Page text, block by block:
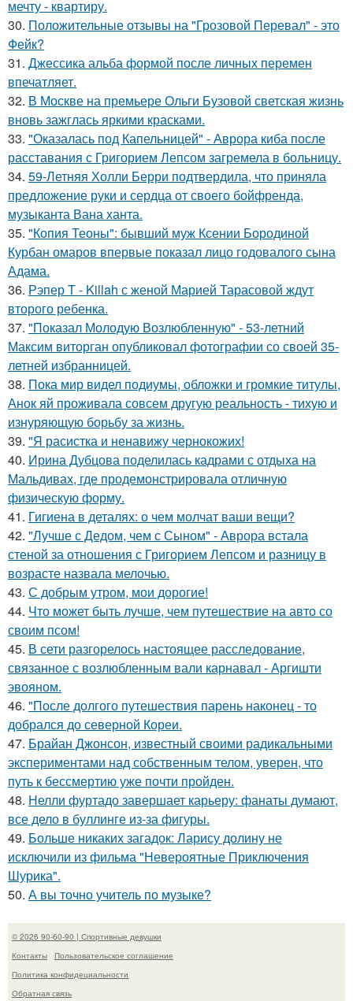
мечту - квартиру.
30. Положительные отзывы на "Грозовой Перевал" - это
Фейк?
31. Джессика альба формой после личных перемен
впечатляет.
32. В Москве на премьере Ольги Бузовой светская жизнь
вновь зажглась яркими красками.
33. "Оказалась под Капельницей" - Аврора киба после
расставания с Григорием Лепсом загремела в больницу.
34. 59-Летняя Холли Берри подтвердила, что приняла
предложение руки и сердца от своего бойфренда,
музыканта Вана ханта.
35. "Копия Теоны": бывший муж Ксении Бородиной
Курбан омаров впервые показал лицо годовалого сына
Адама.
36. Рэпер T - Killah с женой Марией Тарасовой ждут
второго ребенка.
37. "Показал Молодую Возлюбленную" - 53-летний
Максим виторган опубликовал фотографии со своей 35-
летней избранницей.
38. Пока мир видел подиумы, обложки и громкие титулы,
Анок яй проживала совсем другую реальность - тихую и
изнуряющую борьбу за жизнь.
39. "Я расистка и ненавижу чернокожих!
40. Ирина Дубцова поделилась кадрами с отдыха на
Мальдивах, где продемонстрировала отличную
физическую форму.
41. Гигиена в деталях: о чем молчат ваши вещи?
42. "Лучше с Дедом, чем с Сыном" - Аврора встала
стеной за отношения с Григорием Лепсом и разницу в
возрасте назвала мелочью.
43. С добрым утром, мои дорогие!
44. Что может быть лучше, чем путешествие на авто со
своим псом!
45. В сети разгорелось настоящее расследование,
связанное с возлюбленным вали карнавал - Аргишти
эвояном.
46. "После долгого путешествия парень наконец - то
добрался до северной Кореи.
47. Брайан Джонсон, известный своими радикальными
экспериментами над собственным телом, уверен, что
путь к бессмертию уже почти пройден.
48. Нелли фуртадо завершает карьеру: фанаты думают,
все дело в буллинге из-за фигуры.
49. Больше никаких загадок: Ларису долину не
исключили из фильма "Невероятные Приключения
Шурика".
50. А вы точно учитель по музыке?
© 2026 90-60-90 | Спортивные девушки
Контакты
Пользовательское соглашение
Политика конфидециальности
Обратная связь